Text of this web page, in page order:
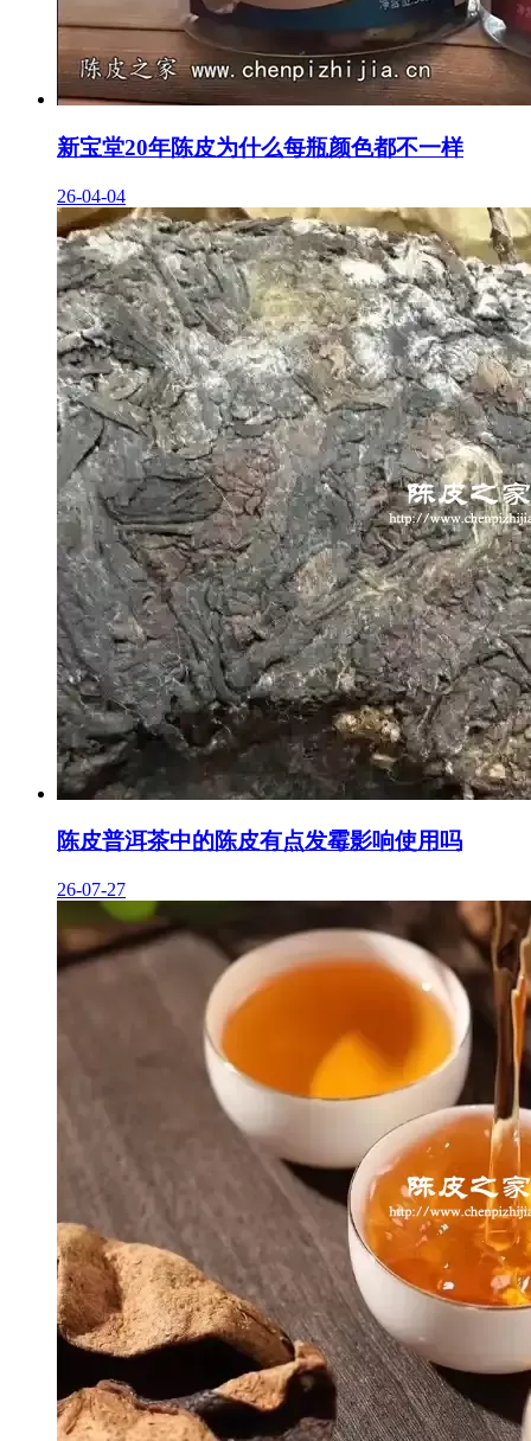
新宝堂20年陈皮为什么每瓶颜色都不一样
26-04-04
陈皮普洱茶中的陈皮有点发霉影响使用吗
26-07-27